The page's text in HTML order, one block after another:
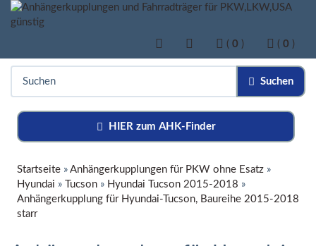
( 0 ) ( 0 )
Suchen
HIER zum AHK-Finder
Startseite » Anhängerkupplungen für PKW ohne Esatz »
Hyundai » Tucson » Hyundai Tucson 2015-2018 »
Anhängerkupplung für Hyundai-Tucson, Baureihe 2015-2018
starr